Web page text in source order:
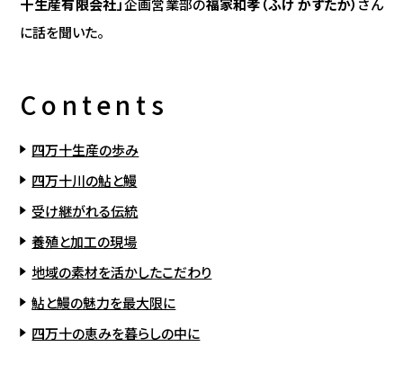
十生産有限会社」企画営業部の福家和孝（ふけ かずたか） さん
に話を聞いた。
Contents
四万十生産の歩み
四万十川の鮎と鰻
受け継がれる伝統
養殖と加工の現場
地域の素材を活かしたこだわり
鮎と鰻の魅力を最大限に
四万十の恵みを暮らしの中に